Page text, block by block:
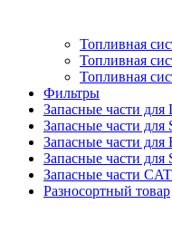
Топливная
Топливная
Топливная
Фильтры
Запасные части для
Запасные части
Запасные части
Запасные части
Запасные части CAT
Разносортный товар